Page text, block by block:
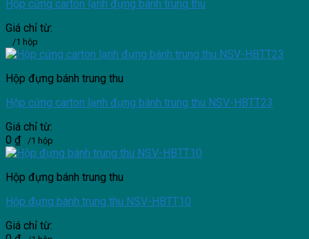
Hộp cứng carton lạnh đựng bánh trung thu
Giá chỉ từ:
/1 hộp
Hộp đựng bánh trung thu
Hộp cứng carton lạnh đựng bánh trung thu NSV-HBTT23
Giá chỉ từ:
0 ₫ /1 hộp
Hộp đựng bánh trung thu
Hộp đựng bánh trung thu NSV-HBTT10
Giá chỉ từ: